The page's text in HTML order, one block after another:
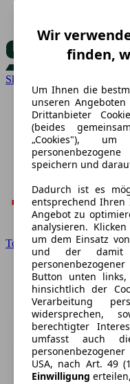
Skoda
Toyota
Wir
finden,
Um Ihnen die
unseren
Drittanbieter
(beides
„Cookies"), um
speichern und
Dadurch ist es
entsprechend Ihren
Angebot zu
analysieren.
um dem Einsatz
und der damit
Button unten
hinsichtlich der
Verarbeitung
widersprechen,
berechtigter
umfasst auch
USA, nach Art. 49
Einwilligung